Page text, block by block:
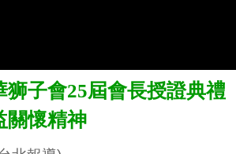
狮子會25屆會長授證典
關懷精神